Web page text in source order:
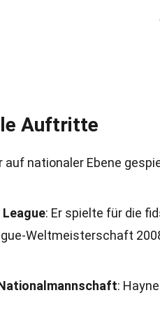
Auftritte
auf nationaler Ebene
League: Er spielte für die
Weltmeisterschaft
: